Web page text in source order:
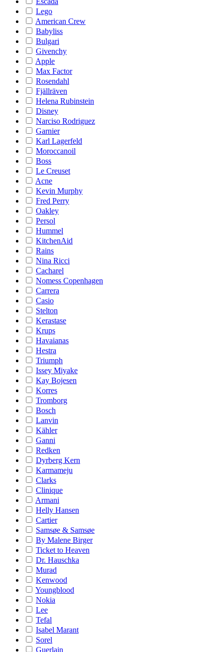
Lego
American Crew
Babyliss
Bulgari
Givenchy
Apple
Max Factor
Rosendahl
Fjällräven
Helena Rubinstein
Disney
Narciso Rodriguez
Garnier
Karl Lagerfeld
Moroccanoil
Boss
Le Creuset
Acne
Kevin Murphy
Fred Perry
Oakley
Persol
Hummel
KitchenAid
Rains
Nina Ricci
Cacharel
Nomess Copenhagen
Carrera
Casio
Stelton
Kerastase
Krups
Havaianas
Hestra
Triumph
Issey Miyake
Kay Bojesen
Korres
Tromborg
Bosch
Lanvin
Kähler
Ganni
Redken
Dyrberg Kern
Karmameju
Clarks
Clinique
Armani
Helly Hansen
Cartier
Samsøe & Samsøe
By Malene Birger
Ticket to Heaven
Dr. Hauschka
Murad
Kenwood
Youngblood
Nokia
Lee
Tefal
Isabel Marant
Sorel
Guerlain